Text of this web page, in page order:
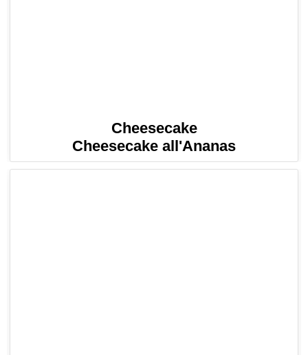
Cheesecake
Cheesecake all'Ananas